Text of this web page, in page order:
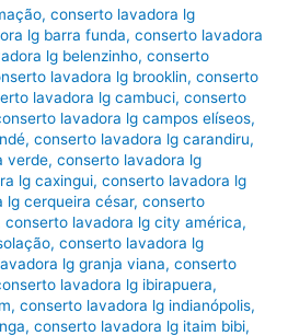
,conserto lavadora lg
lg barra funda,conserto lavadora
lg belenzinho,conserto
lavadora lg brooklin,conserto
lavadora lg cambuci,conserto
lavadora lg campos elíseos,
,conserto lavadora lg carandiru,
verde,conserto lavadora lg
lg caxingui,conserto lavadora lg
lg cerqueira césar,conserto
conserto lavadora lg city américa,
,conserto lavadora lg
lg granja viana,conserto
lavadora lg ibirapuera,
,conserto lavadora lg indianópolis,
,conserto lavadora lg itaim bibi,